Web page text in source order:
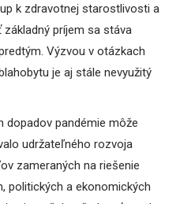
k zdravotnej starostlivosti a
príjem sa stáva
Výzvou v otázkach
je aj stále nevyužitý
dopadov pandémie môže
udržateľného rozvoja
zameraných na riešenie
politických a ekonomických